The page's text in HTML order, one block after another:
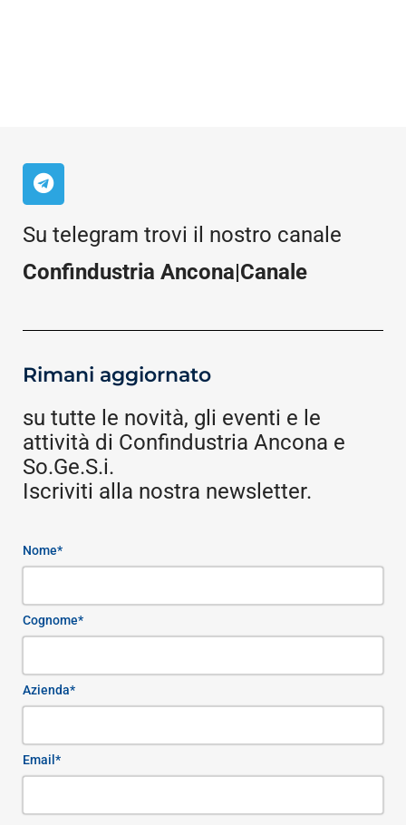
Su telegram trovi il nostro canale
Confindustria Ancona|Canale
Rimani aggiornato
su tutte le novità, gli eventi e le
attività di Confindustria Ancona e
So.Ge.S.i.
Iscriviti alla nostra newsletter.
Nome*
Cognome*
Azienda*
Email*